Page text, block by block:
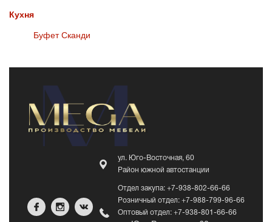
Кухня
Буфет Сканди
ул. Юго-Восточная, 60
Район южной автостанции
Отдел закупа: +7-938-802-66-66
Розничный отдел: +7-988-799-96-66
Оптовый отдел: +7-938-801-66-66